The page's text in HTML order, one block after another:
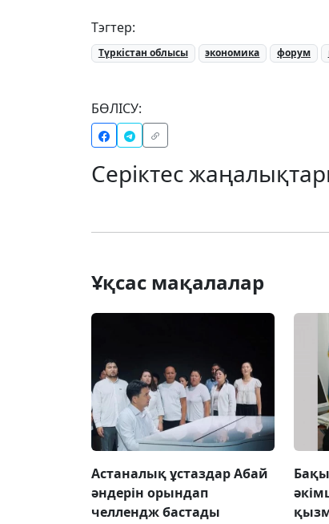
Тэгтер:
Түркістан облысы экономика форум
БӨЛІСУ:
Серіктес
Ұқсас мақалалар
Астаналық ұстаздар Абай
әндерін орындап
челлендж бастады